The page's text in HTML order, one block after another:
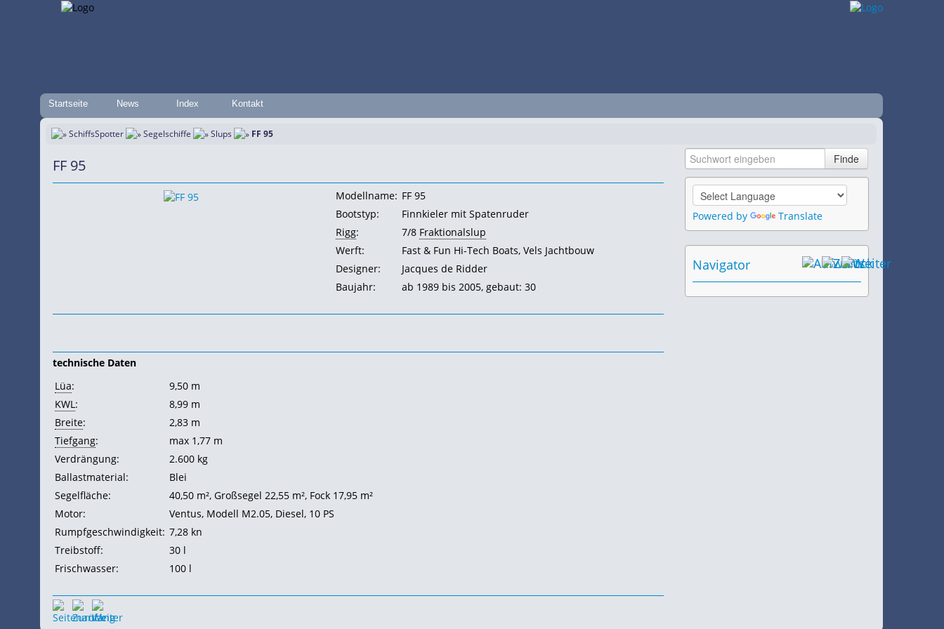
Startseite News Index Kontakt
SchiffsSpotter Segelschiffe Slups FF 95
FF 95
Modellname: FF 95
Bootstyp:
Finnkieler mit Spatenruder
Rigg: 7/8 Fraktionalslup
Werft:
Fast & Fun Hi-Tech Boats, Vels Jachtbouw
Designer:
Jacques de Ridder
Baujahr:
ab 1989 bis 2005, gebaut: 30
technische Daten
Lüa:
9,50 m
KWL:
8,99 m
Breite:
2,83 m
Tiefgang:
max 1,77 m
Verdrängung:
2.600 kg
Ballastmaterial:
Blei
Segelfläche:
40,50 m², Großsegel 22,55 m², Fock 17,95 m²
Motor:
Ventus, Modell M2.05, Diesel, 10 PS
Rumpfgeschwindigkeit: 7,28 kn
Treibstoff:
30 l
Frischwasser:
100 l
Powered by Translate
Navigator